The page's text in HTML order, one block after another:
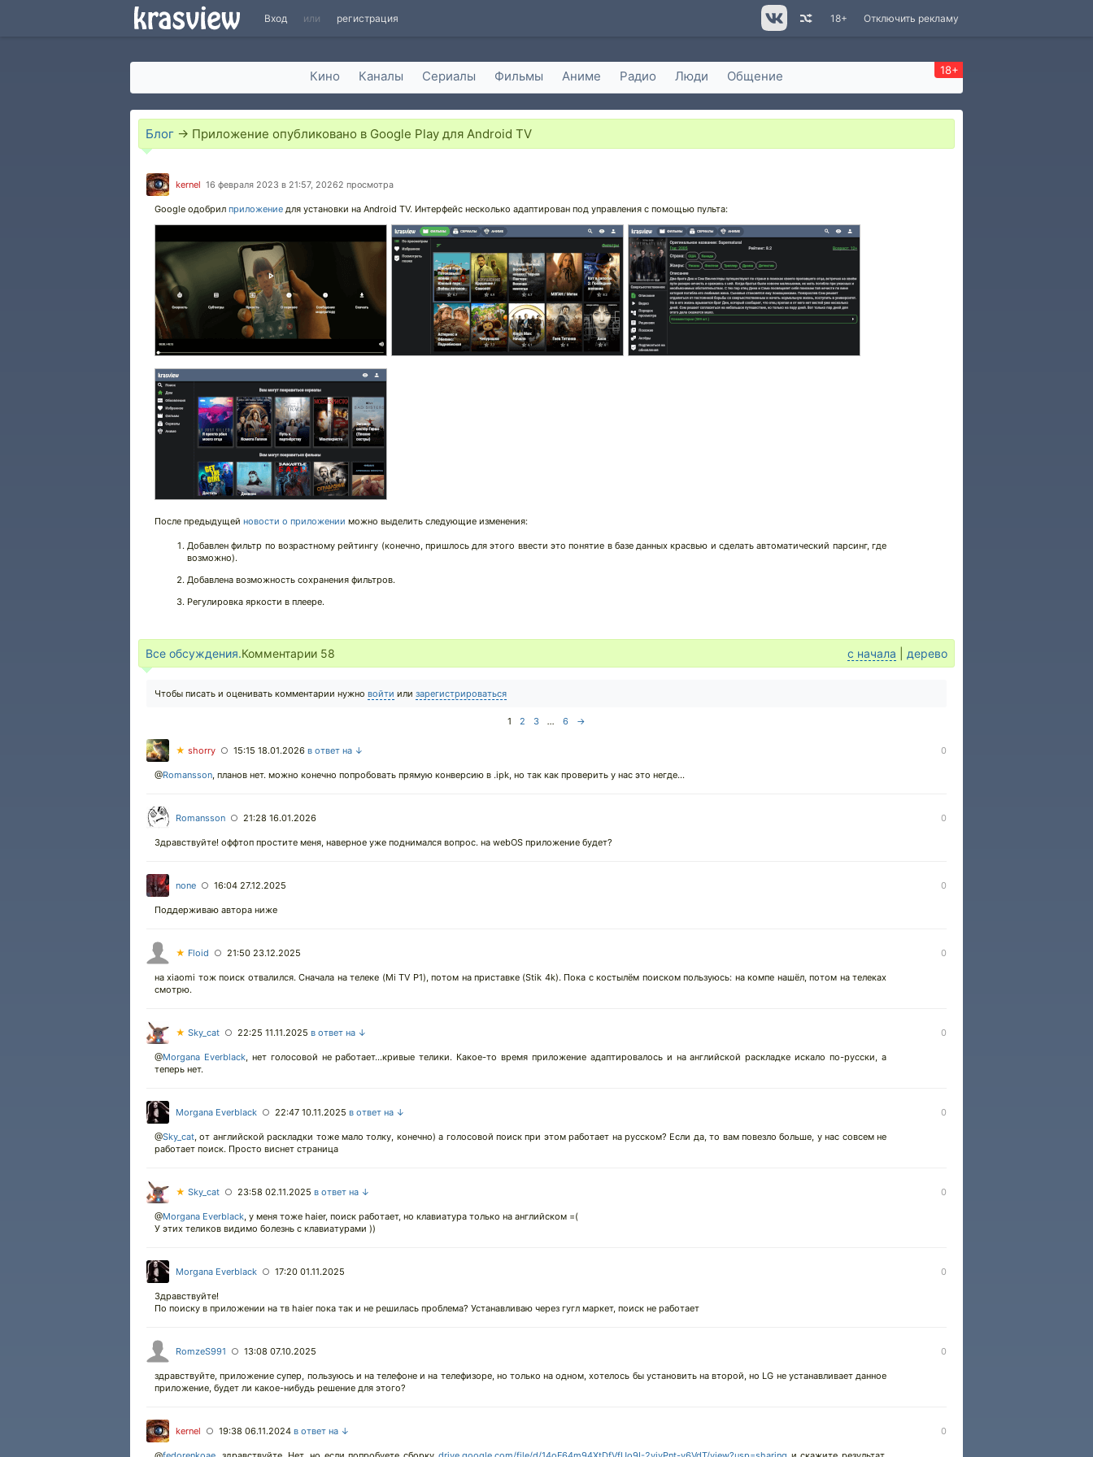
Вход или регистрация Отключить рекламу
18+
Кино Каналы Сериалы Фильмы Аниме Радио Люди Общение 18+
Блог → Приложение опубликовано в Google Play для Android TV
kernel 16 февраля 2023 в 21:57, 20262 просмотра
Google одобрил приложение для установки на Android TV. Интерфейс несколько адаптирован под управления с помощью пульта:
После предыдущей новости о приложении можно выделить следующие изменения:
Добавлен фильтр по возрастному рейтингу (конечно, пришлось для этого ввести это понятие в базе данных красвью и сделать автоматический парсинг, где
возможно).
Добавлена возможность сохранения фильтров.
Регулировка яркости в плеере.
Все обсуждения.Комментарии 58 с начала дерево
Чтобы писать и оценивать комментарии нужно войти или зарегистрироваться
1 2 3 ... 6 →
★ shorry ○ 15:15 18.01.2026 в ответ на ↓ 0
@Romansson, планов нет. можно конечно попробовать прямую конверсию в .ipk, но так как проверить у нас это негде...
Romansson ○ 21:28 16.01.2026 0
Здравствуйте! оффтоп простите меня, наверное уже поднимался вопрос. на webOS приложение будет?
none ○ 16:04 27.12.2025 0
Поддерживаю автора ниже
★ Floid ○ 21:50 23.12.2025 0
на xiaomi тож поиск отвалился. Сначала на телеке (Mi TV P1), потом на приставке (Stik 4k). Пока с костылём поиском пользуюсь: на компе нашёл, потом на телеках
смотрю.
★ Sky_cat ○ 22:25 11.11.2025 в ответ на ↓ 0
@Morgana Everblack,нет голосовой не работает...кривые телики. Какое-то время приложение адаптировалось и на английской раскладке искало по-русски, а
теперь нет.
Morgana Everblack ○ 22:47 10.11.2025 в ответ на ↓ 0
@Sky_cat, от английской раскладки тоже мало толку, конечно) а голосовой поиск при этом работает на русском? Если да, то вам повезло больше, у нас совсем не
работает поиск. Просто виснет страница
★ Sky_cat ○ 23:58 02.11.2025 в ответ на ↓ 0
@Morgana Everblack, у меня тоже haier, поиск работает, но клавиатура только на английском =(
У этих теликов видимо болезнь с клавиатурами ))
Morgana Everblack ○ 17:20 01.11.2025 0
Здравствуйте!
По поиску в приложении на тв haier пока так и не решилась проблема? Устанавливаю через гугл маркет, поиск не работает
RomzeS991 ○ 13:08 07.10.2025 0
здравствуйте, приложение супер, пользуюсь и на телефоне и на телефизоре, но только на одном, хотелось бы установить на второй, но LG не устанавливает данное
приложение, будет ли какое-нибудь решение для этого?
kernel ○ 19:38 06.11.2024 в ответ на ↓ 0